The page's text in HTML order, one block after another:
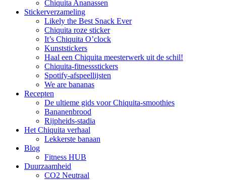
Chiquita Ananassen
Stickerverzameling
Likely the Best Snack Ever
Chiquita roze sticker
It’s Chiquita O’clock
Kunststickers
Haal een Chiquita meesterwerk uit de schil!
Chiquita-fitnessstickers
Spotify-afspeellijsten
We are bananas
Recepten
De ultieme gids voor Chiquita-smoothies
Bananenbrood
Rijpheids-stadia
Het Chiquita verhaal
Lekkerste banaan
Blog
Fitness HUB
Duurzaamheid
CO2 Neutraal